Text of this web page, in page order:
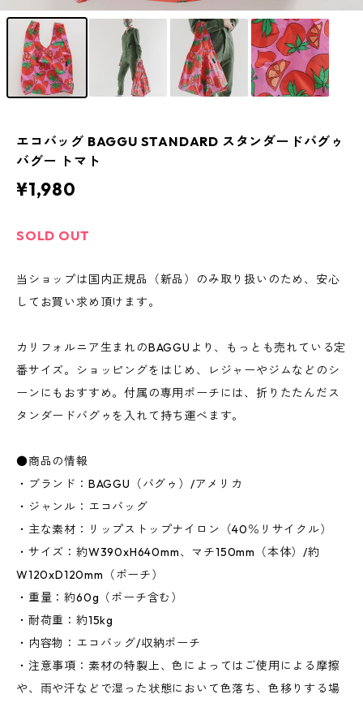
エコバッグ BAGGU STANDARD スタンダードバグゥ
バグー トマト
¥1,980
SOLD OUT
当ショップは国内正規品（新品）のみ取り扱いのため、安心
してお買い求め頂けます。
カリフォルニア生まれのBAGGUより、もっとも売れている定
番サイズ。ショッピングをはじめ、レジャーやジムなどのシ
ーンにもおすすめ。付属の専用ポーチには、折りたたんだス
タンダードバグゥを入れて持ち運べます。
●商品の情報
・ブランド：BAGGU（バグゥ）/アメリカ
・ジャンル：エコバッグ
・主な素材：リップストップナイロン（40％リサイクル）
・サイズ：約W390xH640mm、マチ150mm（本体）/約
W120xD120mm（ポーチ）
・重量：約60g（ポーチ含む）
・耐荷重：約15kg
・内容物：エコバッグ/収納ポーチ
・注意事項：素材の特製上、色によってはご使用による摩擦
や、雨や汗などで湿った状態において色落ち、色移りする場